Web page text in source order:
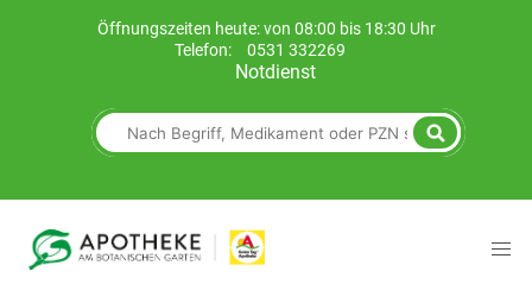
Öffnungszeiten heute: von 08:00 bis 18:30 Uhr
Telefon:
0531 332269
Notdienst